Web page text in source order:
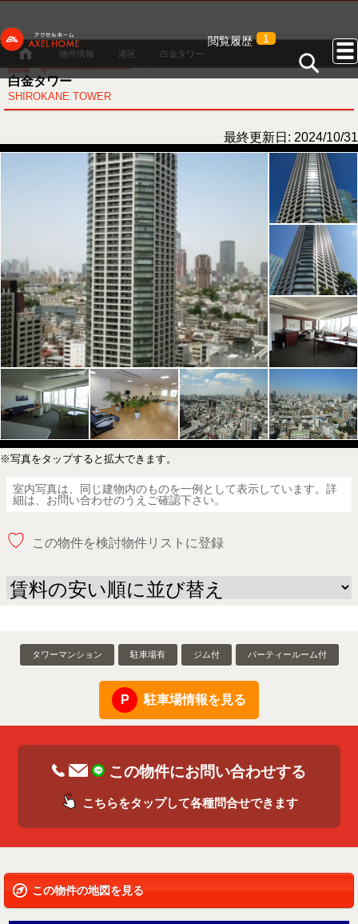
閲覧履歴 1
物件情報 港区 白金タワー
白金タワー
SHIROKANE TOWER
最終更新日: 2024/10/31
※写真をタップすると拡大できます。
室内写真は、同じ建物内のものを一例として表示しています。詳
細は、お問い合わせのうえご確認下さい。
♡ この物件を検討物件リストに登録
タワーマンション 駐車場有 ジム付 パーティールーム付
駐車場情報を見る
この物件にお問い合わせする
こちらをタップして各種問合せできます
この物件の地図を見る